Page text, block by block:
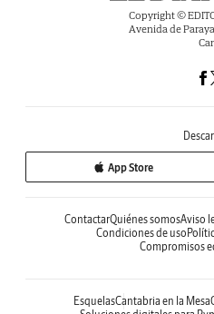
Copyright ©
Avenida de
App Store
ContactarQuiénes somosAviso
Condiciones de uso
Compromisos
EsquelasCantabria en la Mesa